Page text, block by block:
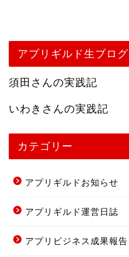
アプリギルド生ブログ
須田さんの実践記
いわきさんの実践記
カテゴリー
アプリギルドお知らせ
アプリギルド運営日誌
アプリビジネス成果報告